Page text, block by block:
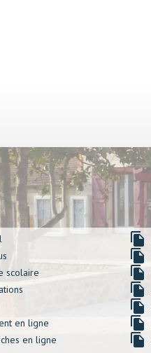
scolaire
en ligne
en ligne
file_copy
file_copy
file_copy
file_copy
file_copy
file_copy
file_copy